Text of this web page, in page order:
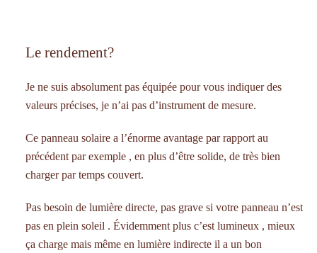
Le rendement?
Je ne suis absolument pas équipée pour vous indiquer des
valeurs précises, je n’ai pas d’instrument de mesure.
Ce panneau solaire a l’énorme avantage par rapport au
précédent par exemple , en plus d’être solide, de très bien
charger par temps couvert.
Pas besoin de lumière directe, pas grave si votre panneau n’est
pas en plein soleil . Évidemment plus c’est lumineux , mieux
ça charge mais même en lumière indirecte il a un bon